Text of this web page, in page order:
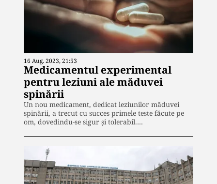
16 Aug. 2023, 21:53
Medicamentul experimental
pentru leziuni ale măduvei
spinării
Un nou medicament, dedicat leziunilor măduvei
spinării, a trecut cu succes primele teste făcute pe
om, dovedindu-se sigur și tolerabil.…